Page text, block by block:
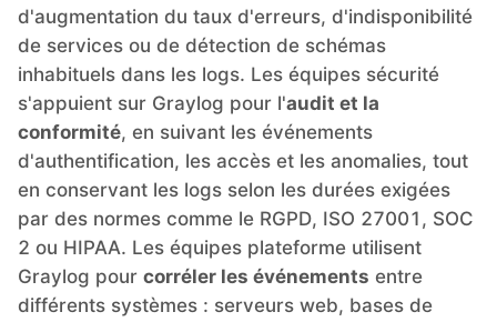
RethinkDB
Ruby
TimescaleDB
Valkey
Wazuh
d'augmentation du taux d'erreurs, d'indisponibilité
de services ou de détection de schémas
inhabituels dans les logs. Les équipes sécurité
s'appuient sur Graylog pour l'audit et la
conformité, en suivant les événements
d'authentification, les accès et les anomalies, tout
en conservant les logs selon les durées exigées
par des normes comme le RGPD, ISO 27001, SOC
2 ou HIPAA. Les équipes plateforme utilisent
Graylog pour corréler les événements entre
différents systèmes : serveurs web, bases de